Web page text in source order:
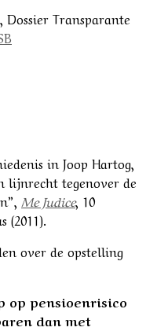
Dossier Transparante
in Joop Hartog,
lijnrecht tegenover de
Me Judice, 10
(2011).
over de opstelling
op pensioenrisico
dan met